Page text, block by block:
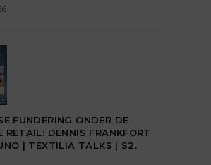
FUNDERING ONDER DE
RETAIL: DENNIS FRANKFORT
| TEXTILIA TALKS | S2.